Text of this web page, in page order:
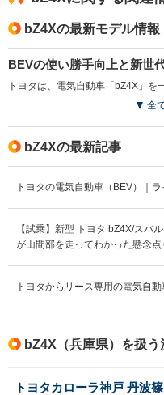
燃費
排気量 -
FF、4WD
bZ4Xの最新モデル情報
BEVの使い勝手向上と新世
全
bZ4Xの最新記事
トヨタの電気自動車（BEV）｜
【試乗】新型 トヨタ bZ4X/スバ
が山間部を走ってわかった懸念点
トヨタからリース専用の電気自動
bZ4X（兵庫県）を扱う
トヨタカローラ神戸 丹波